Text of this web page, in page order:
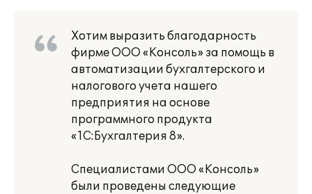
Хотим выразить благодарность
фирме ООО «Консоль» за помощь в
автоматизации бухгалтерского и
налогового учета нашего
предприятия на основе
программного продукта
«1С:Бухгалтерия 8».
Специалистами ООО «Консоль»
были проведены следующие